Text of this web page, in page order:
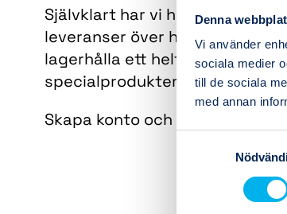
Denna
Vi använder
sociala medier
till de sociala
med annan
Självklart har vi hög
leveranser över hela landet.
lagerhålla ett helt
specialprodukter. Så att ni
Skapa konto och beställ era